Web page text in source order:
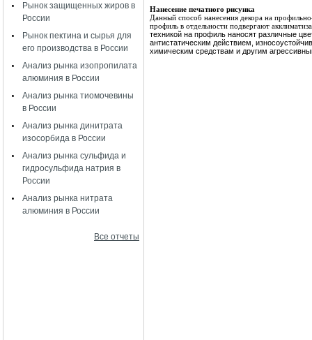
Рынок защищенных жиров в
России
Рынок пектина и сырья для
его производства в России
Анализ рынка изопропилата
алюминия в России
Анализ рынка тиомочевины
в России
Анализ рынка динитрата
изосорбида в России
Анализ рынка сульфида и
гидросульфида натрия в
России
Анализ рынка нитрата
алюминия в России
Все отчеты
Нанесение печатного рисунка
Данный способ нанесения декора на
профиль в отдельности подвергают
техникой на профиль наносят различные
антистатическим действием,
химическим средствам и другим